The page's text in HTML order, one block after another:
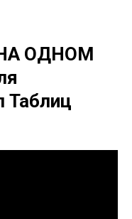
НА ОДНОМ
Таблиц